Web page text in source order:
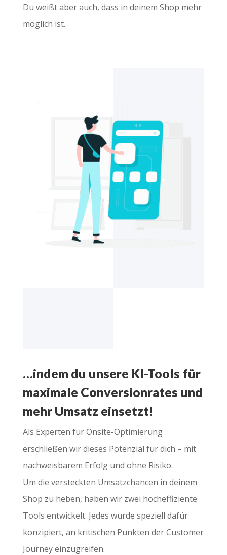
Du weißt aber auch, dass in deinem Shop mehr
möglich ist.
…indem du unsere KI-Tools für
maximale Conversionrates und
mehr Umsatz einsetzt!
Als Experten für Onsite-Optimierung
erschließen wir dieses Potenzial für dich – mit
nachweisbarem Erfolg und ohne Risiko.
Um die versteckten Umsatzchancen in deinem
Shop zu heben, haben wir zwei hocheffiziente
Tools entwickelt. Jedes wurde speziell dafür
konzipiert, an kritischen Punkten der Customer
Journey einzugreifen.